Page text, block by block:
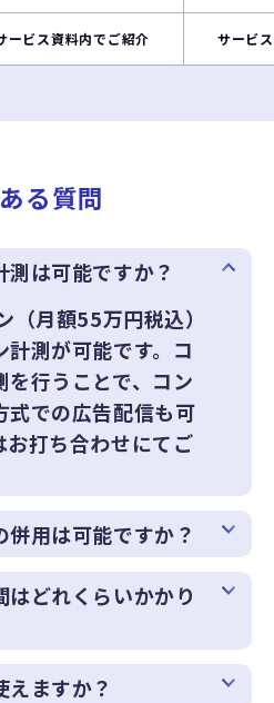
ービス資料内でご紹介 サービ
る質問
測は可能ですか？
（月額55万円税込）
計測が可能です。コ
を行うことで、コン
式での広告配信も可
お打ち合わせにてご
用は可能ですか？
はどれくらいかかり
えますか？